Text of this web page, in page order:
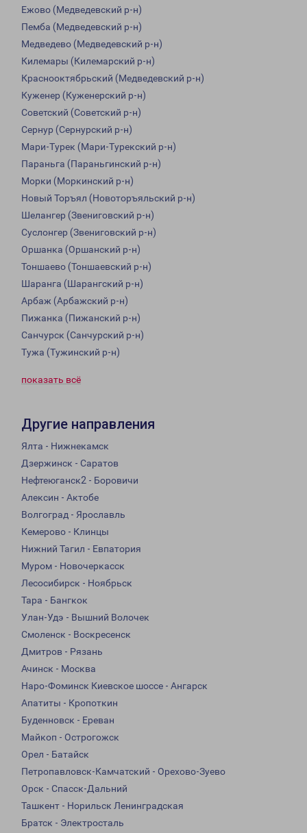
Ежово (Медведевский р-н)
Пемба (Медведевский р-н)
Медведево (Медведевский р-н)
Килемары (Килемарский р-н)
Краснооктябрьский (Медведевский р-н)
Куженер (Куженерский р-н)
Советский (Советский р-н)
Сернур (Сернурский р-н)
Мари-Турек (Мари-Турекский р-н)
Параньга (Параньгинский р-н)
Морки (Моркинский р-н)
Новый Торъял (Новоторъяльский р-н)
Шелангер (Звениговский р-н)
Суслонгер (Звениговский р-н)
Оршанка (Оршанский р-н)
Тоншаево (Тоншаевский р-н)
Шаранга (Шарангский р-н)
Арбаж (Арбажский р-н)
Пижанка (Пижанский р-н)
Санчурск (Санчурский р-н)
Тужа (Тужинский р-н)
показать всё
Другие направления
Ялта - Нижнекамск
Дзержинск - Саратов
Нефтеюганск2 - Боровичи
Алексин - Актобе
Волгоград - Ярославль
Кемерово - Клинцы
Нижний Тагил - Евпатория
Муром - Новочеркасск
Лесосибирск - Ноябрьск
Тара - Бангкок
Улан-Удэ - Вышний Волочек
Смоленск - Воскресенск
Дмитров - Рязань
Ачинск - Москва
Наро-Фоминск Киевское шоссе - Ангарск
Апатиты - Кропоткин
Буденновск - Ереван
Майкоп - Острогожск
Орел - Батайск
Петропавловск-Камчатский - Орехово-Зуево
Орск - Спасск-Дальний
Ташкент - Норильск Ленинградская
Братск - Электросталь